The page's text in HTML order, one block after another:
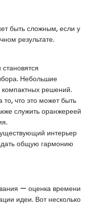
быть сложным, если у
результате.
Небольшие
компактных решений.
то, что это может быть
служить оранжереей
интерьер
общую гармонию
— оценка времени
идеи. Вот несколько